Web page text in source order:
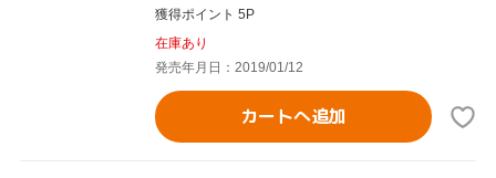
獲得ポイント 5P
在庫あり
発売年月日：2019/01/12
カートへ追加